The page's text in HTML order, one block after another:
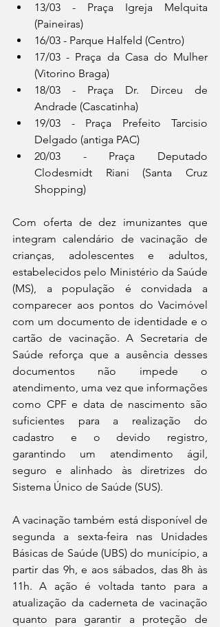
13/03 - Praça Igreja Melquita
(Paineiras)
16/03 - Parque Halfeld (Centro)
17/03 - Praça da Casa do Mulher
(Vitorino Braga)
18/03 - Praça Dr. Dirceu de
Andrade (Cascatinha)
19/03 - Praça Prefeito Tarcisio
Delgado (antiga PAC)
20/03 - Praça Deputado
Clodesmidt Riani (Santa Cruz
Shopping)
Com oferta de dez imunizantes que
integram calendário de vacinação de
crianças, adolescentes e adultos,
estabelecidos pelo Ministério da Saúde
(MS), a população é convidada a
comparecer aos pontos do Vacimóvel
com um documento de identidade e o
cartão de vacinação. A Secretaria de
Saúde reforça que a ausência desses
documentos não impede o
atendimento, uma vez que informações
como CPF e data de nascimento são
suficientes para a realização do
cadastro e o devido registro,
garantindo um atendimento ágil,
seguro e alinhado às diretrizes do
Sistema Único de Saúde (SUS).
A vacinação também está disponível de
segunda a sexta-feira nas Unidades
Básicas de Saúde (UBS) do município, a
partir das 9h, e aos sábados, das 8h às
11h. A ação é voltada tanto para a
atualização da caderneta de vacinação
quanto para garantir a proteção de